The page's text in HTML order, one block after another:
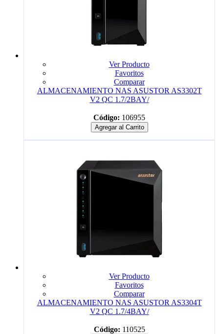
Ver Producto
Favoritos
Comparar
ALMACENAMIENTO NAS ASUSTOR AS3302T
V2 QC 1.7/2BAY/
Código: 106955
Agregar al Carrito
Ver Producto
Favoritos
Comparar
ALMACENAMIENTO NAS ASUSTOR AS3304T
V2 QC 1.7/4BAY/
Código: 110525